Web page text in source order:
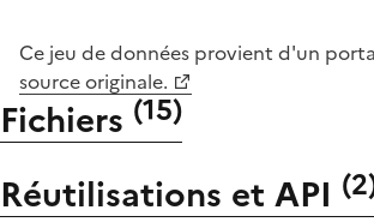
Ce jeu de données provient d'un
source originale.
Fichiers (15)
Réutilisations et API (2